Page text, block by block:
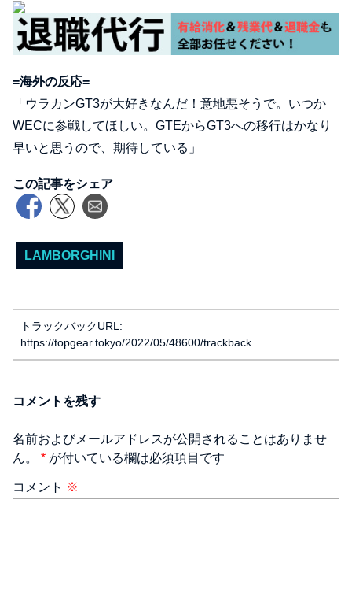
=海外の反応=
「ウラカンGT3が大好きなんだ！意地悪そうで。いつか
WECに参戦してほしい。GTEからGT3への移行はかなり
早いと思うので、期待している」
この記事をシェア
LAMBORGHINI
トラックバックURL:
https://topgear.tokyo/2022/05/48600/trackback
コメントを残す
名前およびメールアドレスが公開されることはありませ
ん。 * が付いている欄は必須項目です
コメント ※